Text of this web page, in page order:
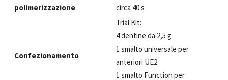
polimerizzazione
circa 40 s
Confezionamento
Trial Kit:
4 dentine da 2,5 g
1 smalto universale per
anteriori UE2
1 smalto Function per